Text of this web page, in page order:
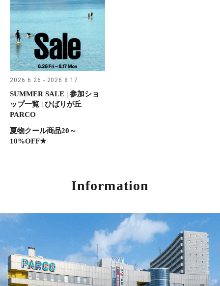
2026.6.26 - 2026.8.17
SUMMER SALE | 参加ショ
ップ一覧 | ひばりが丘
PARCO
夏物クール商品20～
10%OFF★
Information